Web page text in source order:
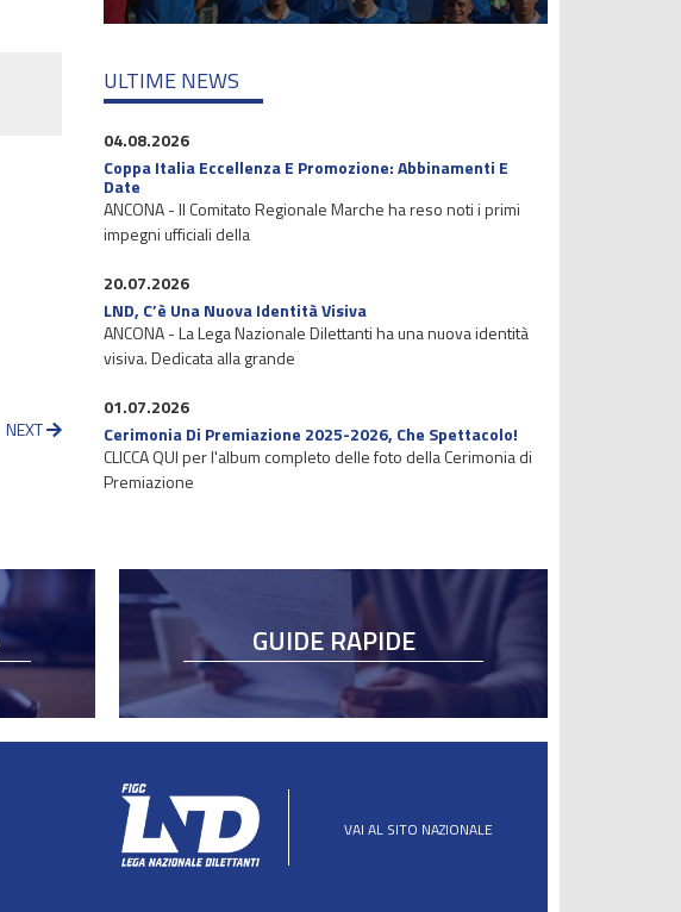
NEXT
ULTIME NEWS
04.08.2026
Coppa Italia Eccellenza E Promozione: Abbinamenti E
Date
ANCONA - Il Comitato Regionale Marche ha reso noti i primi
impegni ufficiali della
20.07.2026
LND, C’è Una Nuova Identità Visiva
ANCONA - La Lega Nazionale Dilettanti ha una nuova identità
visiva. Dedicata alla grande
01.07.2026
Cerimonia Di Premiazione 2025-2026, Che Spettacolo!
CLICCA QUI per l'album completo delle foto della Cerimonia di
Premiazione
GUIDE RAPIDE
VAI AL SITO NAZIONALE